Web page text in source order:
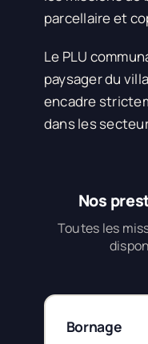
parcellaire et
Le PLU
paysager du
encadre
dans les
Nos
Toutes les
Bornage